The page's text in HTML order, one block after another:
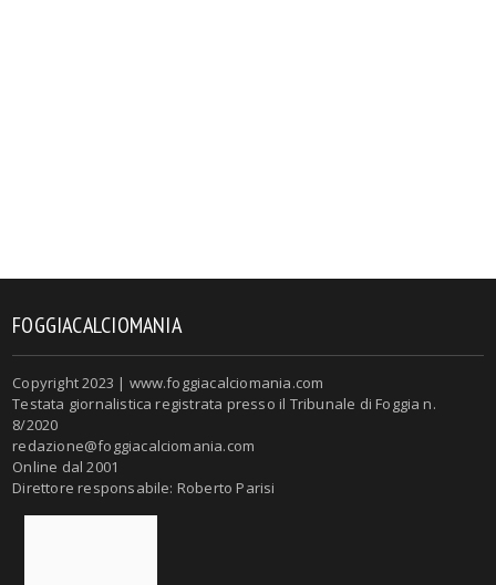
FOGGIACALCIOMANIA
Copyright 2023 | www.foggiacalciomania.com
Testata giornalistica registrata presso il Tribunale di Foggia n.
8/2020
redazione@foggiacalciomania.com
Online dal 2001
Direttore responsabile: Roberto Parisi